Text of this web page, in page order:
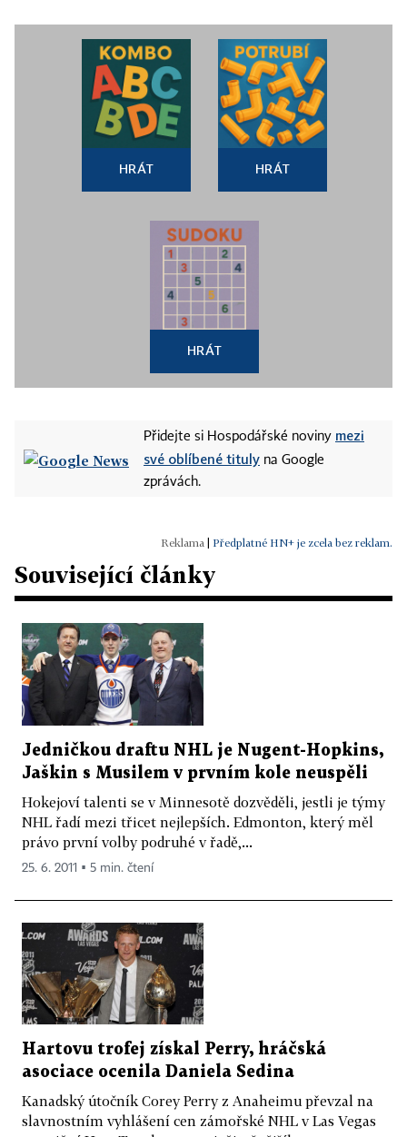
HRÁT HRÁT
HRÁT
Přidejte si Hospodářské noviny mezi
své oblíbené tituly na Google
zprávách.
Předplatné HN+ je zcela bez reklam.
Související články
Jedničkou draftu NHL je Nugent-Hopkins,
Jaškin s Musilem v prvním kole neuspěli
Hokejoví talenti se v Minnesotě dozvěděli, jestli je týmy
NHL řadí mezi třicet nejlepších. Edmonton, který měl
právo první volby podruhé v řadě,...
25. 6. 2011 ▪ 5 min. čtení
Hartovu trofej získal Perry, hráčská
asociace ocenila Daniela Sedina
Kanadský útočník Corey Perry z Anaheimu převzal na
slavnostním vyhlášení cen zámořské NHL v Las Vegas